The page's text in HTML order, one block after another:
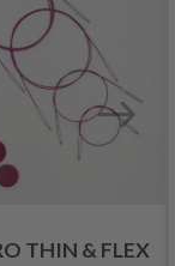
THIN & FLEX